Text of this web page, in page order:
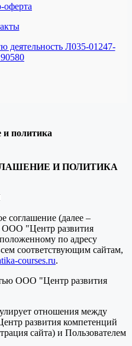
оферта
деятельность Л035-01247-
и политика
И ПОЛИТИКА
соглашение (далее –
ООО "Центр развития
по адресу
соответствующим сайтам,
courses.ru.
ООО "Центр развития
отношения между
развития компетенций
сайта) и Пользователем